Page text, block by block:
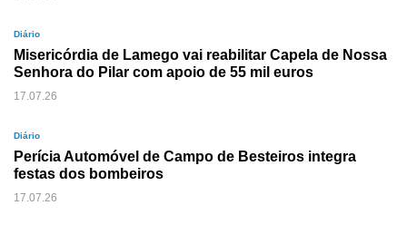
Diário
Misericórdia de Lamego vai reabilitar Capela de Nossa
Senhora do Pilar com apoio de 55 mil euros
17.07.26
Diário
Perícia Automóvel de Campo de Besteiros integra
festas dos bombeiros
17.07.26